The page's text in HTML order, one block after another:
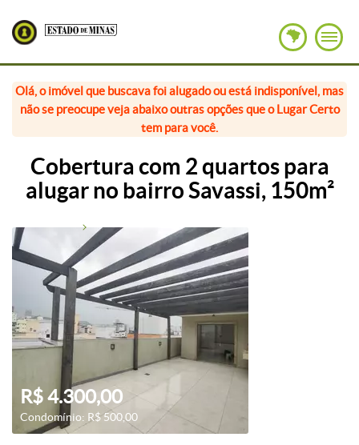
Olá, o imóvel que buscava foi alugado ou está indisponível, mas
não se preocupe veja abaixo outras opções que o Lugar Certo
tem para você.
Cobertura com 2 quartos para
alugar no bairro Savassi, 150m²
R$ 4.300,00
Condomínio: R$ 500,00